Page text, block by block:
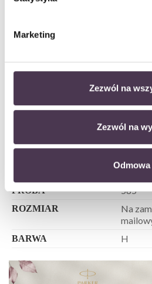
Marketing
Zezwól na
Zezwól na
Odmowa
4/06P2/02
KRUSZEC Żółte/
PRÓBA 585
ROZMIAR
Na
BARWA H